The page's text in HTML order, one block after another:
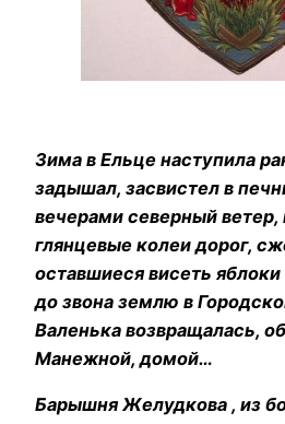
Зима в Ельце наступила
задышал, засвистел в
вечерами северный
глянцевые колеи дорог,
оставшиеся висеть
до звона землю в
Валенька возвращалась,
Манежной, домой…
Барышня Желудкова , из